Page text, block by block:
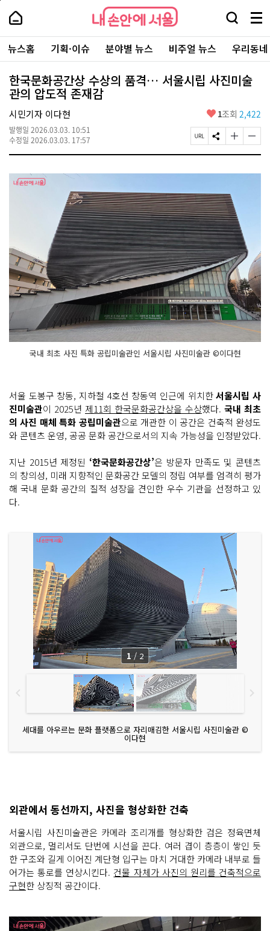
본
로
가
내
손
안
에
서
울
-
서
울
시
대
표
소
통
포
내
손
에
울
검
창
열
기
메
뉴
전
체
보
주
요
서
뉴스홈 기획·이슈 분야별 뉴스 비주얼 뉴스 우리동
한국문화공간상 수상의 품격… 서울시립 사진미술
관의 압도적 존재감
시민기자 이다현
발행일 2026.03.03. 10:51
수정일 2026.03.03. 17:57
좋
요
1조회 2,422
페
이
U
L
복
사
S
N
공
하
기
글
자
기
변
경
하
기
글
자
기
국내 최초 사진 특화 공립미술관인 서울시립 사진미술관 ©이다현
서울 도봉구 창동, 지하철 4호선 창동역 인근에 위치한서울시립 사
진미술관이 2025년 제11회 한국문화공간상을 수상했다. 국내 최초
의 사진 매체 특화 공립미술관으로 개관한 이 공간은 건축적 완성도
와 콘텐츠 운영, 공공 문화 공간으로서의 지속 가능성을 인정받았다.
지난 2015년 제정된 ‘한국문화공간상’은 방문자 만족도 및 콘텐츠
의 창의성, 미래 지향적인 문화공간 모델의 정립 여부를 엄격히 평가
해 국내 문화 공간의 질적 성장을 견인한 우수 기관을 선정하고 있
다.
세대를 아우르는 문화 플랫폼으로 자리매김한 서울시립 사진미술관 ©
이다현
1 / 2
외관에서 동선까지, 사진을 형상화한 건축
서울시립 사진미술관은 카메라 조리개를 형상화한 검은 정육면체
외관으로, 멀리서도 단번에 시선을 끈다. 여러 겹이 층층이 쌓인 듯
한 구조와 길게 이어진 계단형 입구는 마치 거대한 카메라 내부로 들
어가는 통로를 연상시킨다. 건물 자체가 사진의 원리를 건축적으로
구현한 상징적 공간이다.
페
상
단
로